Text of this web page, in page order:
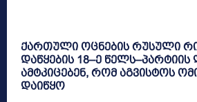
ქართული ოცნების რუსული
დაწყების 18–ე
ამტკიცებენ, რომ აგვისტოს
დაიწყო